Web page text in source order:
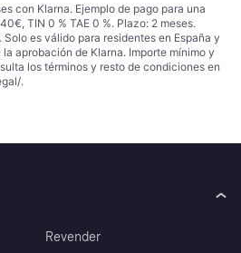
con Klarna. Ejemplo de pago para una
TIN 0 % TAE 0 %. Plazo: 2 meses.
es válido para residentes en España y
aprobación de Klarna. Importe mínimo y
los términos y resto de condiciones en
.
Revender